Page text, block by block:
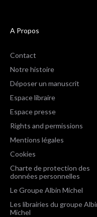
A Propos
Contact
Notre histoire
Déposer un manuscrit
Espace libraire
Espace presse
Rights and permissions
Mentions légales
Cookies
Charte de protection des
données personnelles
Le Groupe Albin Michel
Les librairies du groupe
Michel